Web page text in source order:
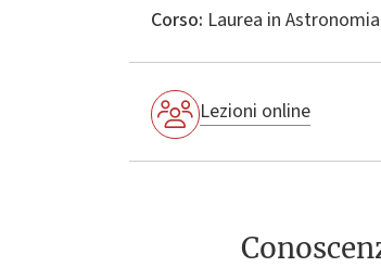
Corso: Laurea in Astronomia
Lezioni online